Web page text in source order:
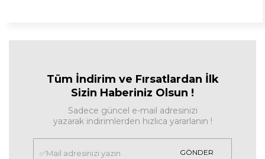
Tüm İndirim ve Fırsatlardan İlk
Sizin Haberiniz Olsun !
Sadece güncel e-mail adresinizi
yazarak indirimlerden hızlıca yararlanın !
GÖNDER